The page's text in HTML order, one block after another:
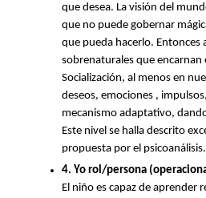
que desea. La visión del
que no puede gobernar
que pueda hacerlo. Entonces
sobrenaturales que
Socialización, al menos en
deseos, emociones ,
mecanismo adaptativo,
Este nivel se halla descrito
propuesta por el psicoanálisis.
4. Yo rol/persona
El niño es capaz de aprender